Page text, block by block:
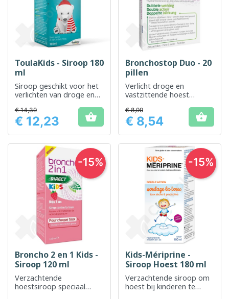
ToulaKids - Siroop 180
ml
Siroop geschikt voor het
verlichten van droge en
kinderen
Prijs
€ 14,39
€ 12,23 
Bronchostop Duo - 20
pillen
Verlicht droge en
vastzittende hoest
Prijs
€ 8,99
€ 8,54 
Broncho 2 en 1 Kids -
Siroop 120 ml
Verzachtende
hoestsiroop speciaal
-15%
Kids-Mériprine -
Siroop Hoest 180 ml
Verzachtende siroop om
hoest bij kinderen te
-15%